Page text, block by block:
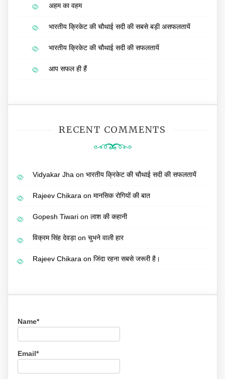
अहम का वहम
भारतीय क्रिकेट की चौथाई सदी की सबसे बड़ी असफलतायें
भारतीय क्रिकेट की चौथाई सदी की सफलतायें
आप सफल ही हैं
RECENT COMMENTS
Vidyakar Jha on भारतीय क्रिकेट की चौथाई सदी की सफलतायें
Rajeev Chikara on मानसिक रोगियों की बात
Gopesh Tiwari on लाश की कहानी
विक्रम सिंह देवड़ाon चुभने वाली हार
Rajeev Chikara on जिंदा रहना सबसे जरूरी है।
Name*
Email*